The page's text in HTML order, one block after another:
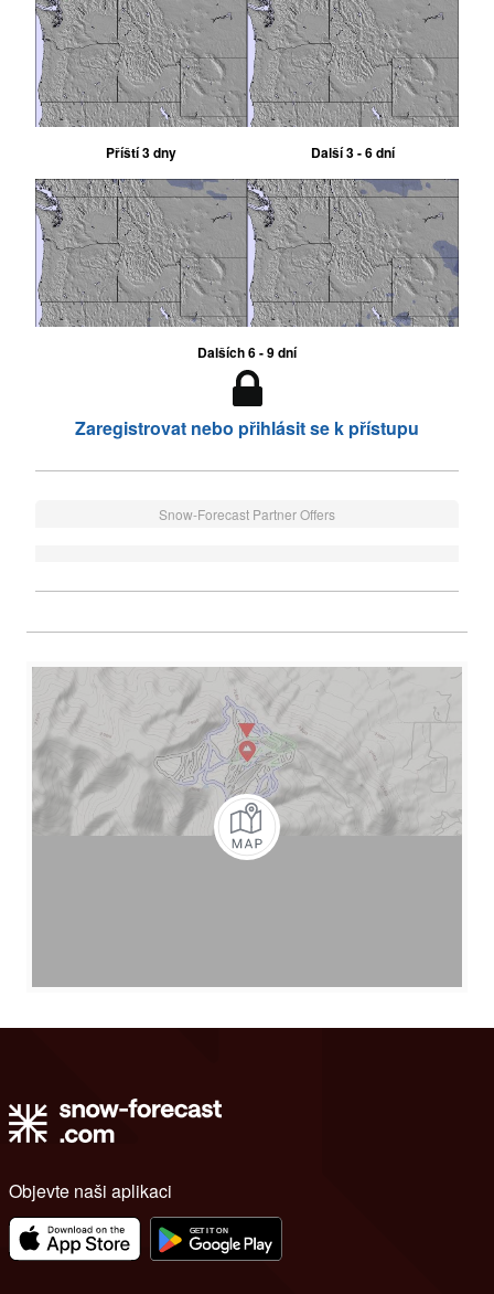
Příští 3 dny Další 3 - 6 dní
Dalších 6 - 9 dní
Zaregistrovat nebo přihlásit se k přístupu
Snow-Forecast Partner Offers
Objevte naši aplikaci